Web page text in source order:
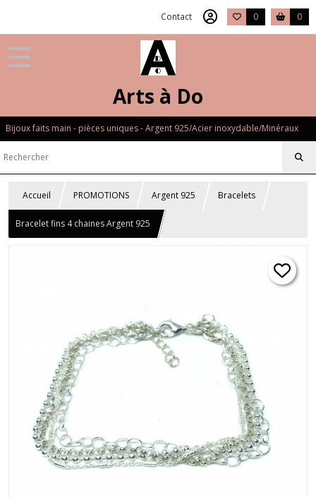
Contact 0 0
Arts à Do
Bijoux faits main - pièces uniques - Argent 925/Acier inoxydable/Minéraux
Accueil PROMOTIONS Argent 925 Bracelets
Bracelet fins 4 chaines Argent 925